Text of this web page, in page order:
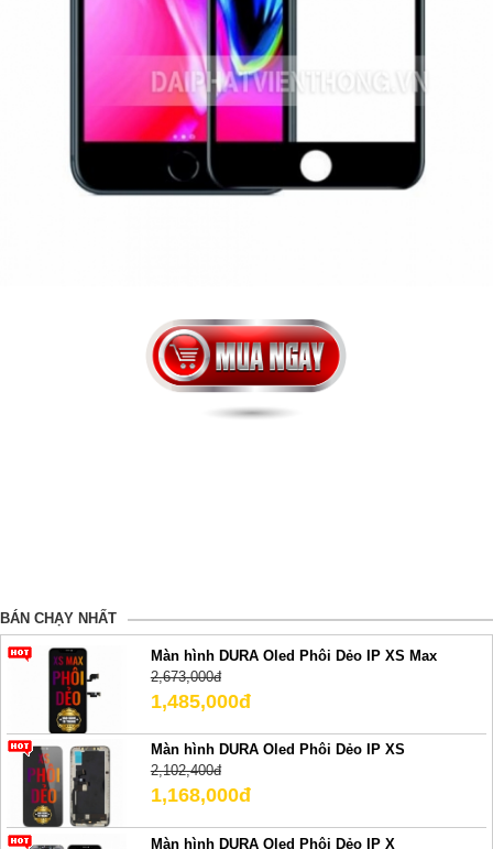
BÁN CHẠY NHẤT
Màn hình DURA Oled Phôi Dẻo IP XS Max
2,673,000đ
1,485,000đ
Màn hình DURA Oled Phôi Dẻo IP XS
2,102,400đ
1,168,000đ
Màn hình DURA Oled Phôi Dẻo IP X